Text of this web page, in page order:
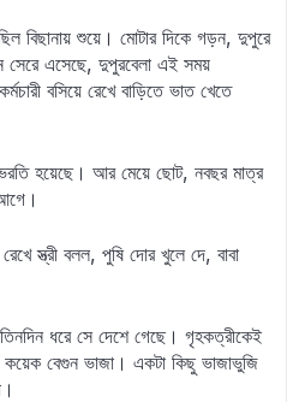
বিছানায় শুয়ে। মোটার দিকে গড়ন, দুপুরে
এসেছে, দুপুরবেলা এই সময়
বসিয়ে রেখে বাড়িতে ভাত খেতে
হয়েছে। আর মেয়ে ছোট, নবছর মাত্র
স্ত্রী বলল, পুষি দোর খুলে দে, বাবা
ধরে সে দেশে গেছে। গৃহকত্রীকেই
বেগুন ভাজা। একটা কিছু ভাজাভুজি